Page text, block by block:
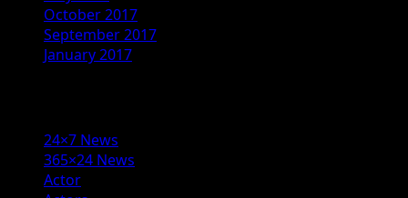
October 2017
September 2017
January 2017
24×7 News
365×24 News
Actor